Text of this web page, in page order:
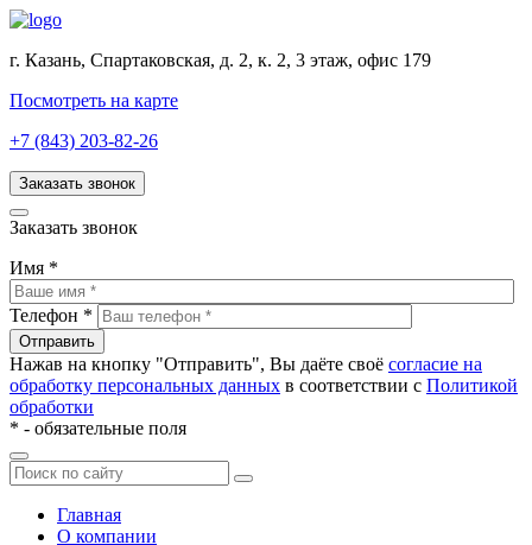
г. Казань, Спартаковская, д. 2, к. 2, 3 этаж, офис 179
Посмотреть на карте
+7 (843) 203-82-26
Заказать звонок
Заказать звонок
Имя *
Телефон *
Нажав на кнопку "Отправить", Вы даёте своё согласие на
обработку персональных данных в соответствии с Политикой
обработки
* - обязательные поля
Главная
О компании